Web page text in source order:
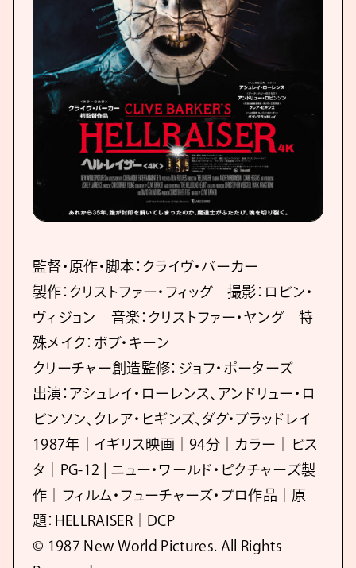
監督・原作・脚本：クライヴ・バーカー
製作：クリストファー・フィッグ 撮影：ロビン・
ヴィジョン 音楽：クリストファー・ヤング 特
殊メイク：ボブ・キーン
クリーチャー創造監修：ジョフ・ポーターズ
出演：アシュレイ・ローレンス、アンドリュー・ロ
ビンソン、クレア・ヒギンズ、ダグ・ブラッドレイ
1987年｜イギリス映画｜94分｜カラー｜ビス
タ｜PG-12 | ニュー・ワールド・ピクチャーズ製
作｜フィルム・フューチャーズ・プロ作品｜原
題：HELLRAISER｜DCP
© 1987 New World Pictures. All Rights